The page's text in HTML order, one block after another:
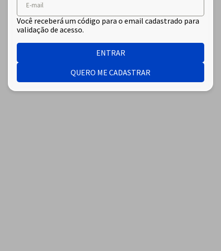
E-mail
Você receberá um código para o email cadastrado para
validação de acesso.
ENTRAR
QUERO ME CADASTRAR